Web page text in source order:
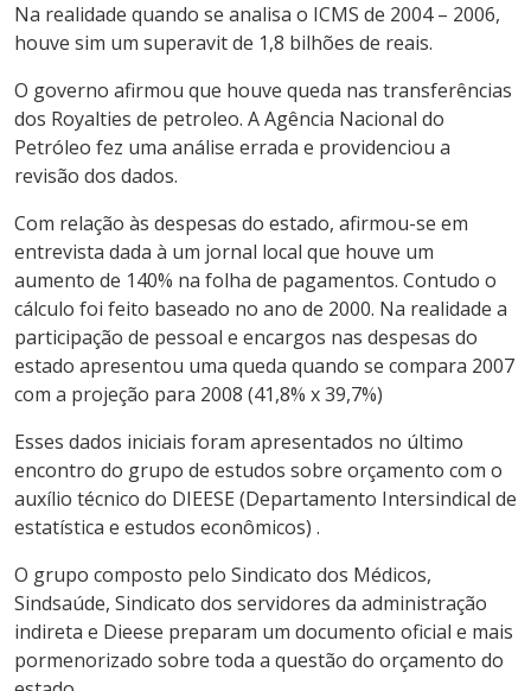
Na realidade quando se analisa o ICMS de 2004 – 2006,
houve sim um superavit de 1,8 bilhões de reais.
O governo afirmou que houve queda nas transferências
dos Royalties de petroleo. A Agência Nacional do
Petróleo fez uma análise errada e providenciou a
revisão dos dados.
Com relação às despesas do estado, afirmou-se em
entrevista dada à um jornal local que houve um
aumento de 140% na folha de pagamentos. Contudo o
cálculo foi feito baseado no ano de 2000. Na realidade a
participação de pessoal e encargos nas despesas do
estado apresentou uma queda quando se compara 2007
com a projeção para 2008 (41,8% x 39,7%)
Esses dados iniciais foram apresentados no último
encontro do grupo de estudos sobre orçamento com o
auxílio técnico do DIEESE (Departamento Intersindical de
estatística e estudos econômicos) .
O grupo composto pelo Sindicato dos Médicos,
Sindsaúde, Sindicato dos servidores da administração
indireta e Dieese preparam um documento oficial e mais
pormenorizado sobre toda a questão do orçamento do